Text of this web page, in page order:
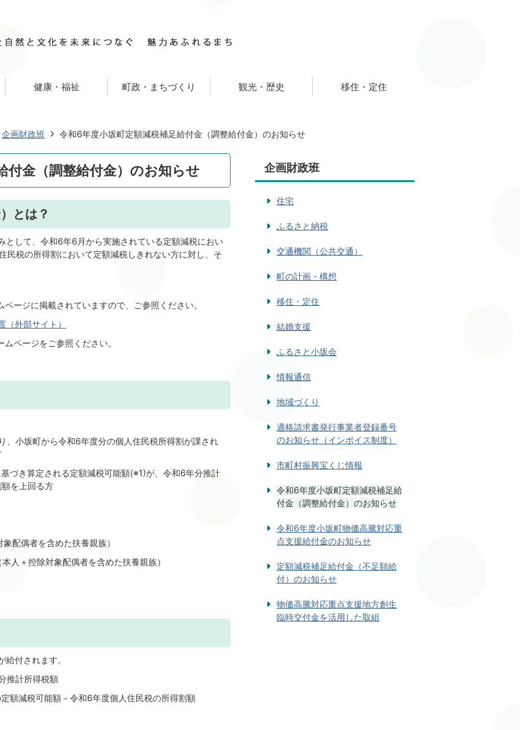
健康・福祉 町政・まちづくり 観光・歴史 移住・定住
企画財政班 令和6年度小坂町定額減税補足給付金（調整給付金）のお知らせ
付金（調整給付金）のお知らせ
とは？
して、令和6年6月から実施されている定額減税におい
民税の所得割において定額減税しきれない方に対し、そ
ージに掲載されていますので、ご参照ください。
外部サイト）
ページをご参照ください。
小坂町から令和6年度分の個人住民税所得割が課され
づき算定される定額減税可能額(※1)が、令和6年分推計
を上回る方
配偶者を含めた扶養親族）
人＋控除対象配偶者を含めた扶養親族）
付されます。
推計所得税額
額減税可能額－令和6年度個人住民税の所得割額
企画財政班
住宅
ふるさと納税
交通機関（公共交通）
町の計画・構想
移住・定住
結婚支援
ふるさと小坂会
情報通信
地域づくり
適格請求書発行事業者登録番号
のお知らせ（インボイス制度）
市町村振興宝くじ情報
令和6年度小坂町定額減税補足給
付金（調整給付金）のお知らせ
令和6年度小坂町物価高騰対応重
点支援給付金のお知らせ
定額減税補足給付金（不足額給
付）のお知らせ
物価高騰対応重点支援地方創生
臨時交付金を活用した取組